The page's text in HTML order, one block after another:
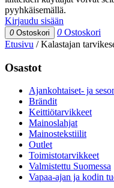
pyyhkäisemällä.
Kirjaudu sisään
0 Ostoskori 0 Ostoskori
Etusivu /Kalastajan
Osastot
Ajankohtaiset- ja
Brändit
Keittiötarvikkeet
Mainoslahjat
Mainostekstiilit
Outlet
Toimistotarvikkeet
Valmistettu Suomessa
Vapaa-ajan ja kodin